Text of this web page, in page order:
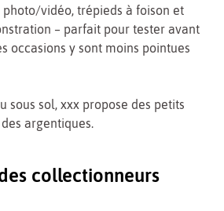
photo/vidéo, trépieds à foison et
– parfait pour tester avant
occasions y sont moins pointues
sous sol, xxx propose des petits
argentiques.
collectionneurs